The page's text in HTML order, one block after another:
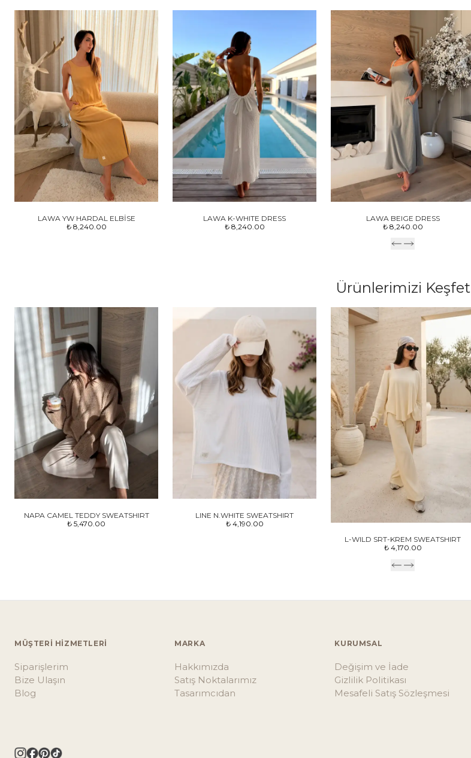
LAWA YW HARDAL ELBİSE
₺ 8,240.00
LAWA K-WHITE DRESS
₺ 8,240.00
LAWA BEIGE DRESS
₺ 8,240.00
Ürünlerimizi Keşfet
NAPA CAMEL TEDDY SWEATSHIRT
₺ 5,470.00
LINE N.WHITE SWEATSHIRT
₺ 4,190.00
L-WILD SRT-KREM SWEATSHIRT
₺ 4,170.00
MÜŞTERİ HİZMETLERİ
Siparişlerim
Bize Ulaşın
Blog
MARKA
Hakkımızda
Satış Noktalarımız
Tasarımcıdan
KURUMSAL
Değişim ve İade
Gizlilik Politikası
Mesafeli Satış Sözleşmesi